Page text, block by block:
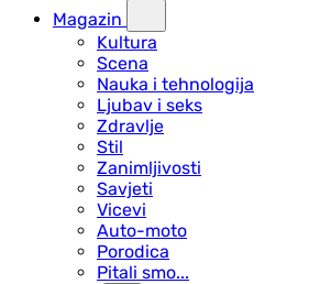
Magazin
Kultura
Scena
Nauka i tehnologija
Ljubav i seks
Zdravlje
Stil
Zanimljivosti
Savjeti
Vicevi
Auto-moto
Porodica
Pitali smo...